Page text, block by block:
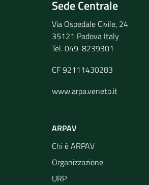
Sede Centrale
Via Ospedale Civile, 24
35121 Padova Italy
Tel. 049-8239301
CF 92111430283
www.arpa.veneto.it
ARPAV
Chi è ARPAV
Organizzazione
URP